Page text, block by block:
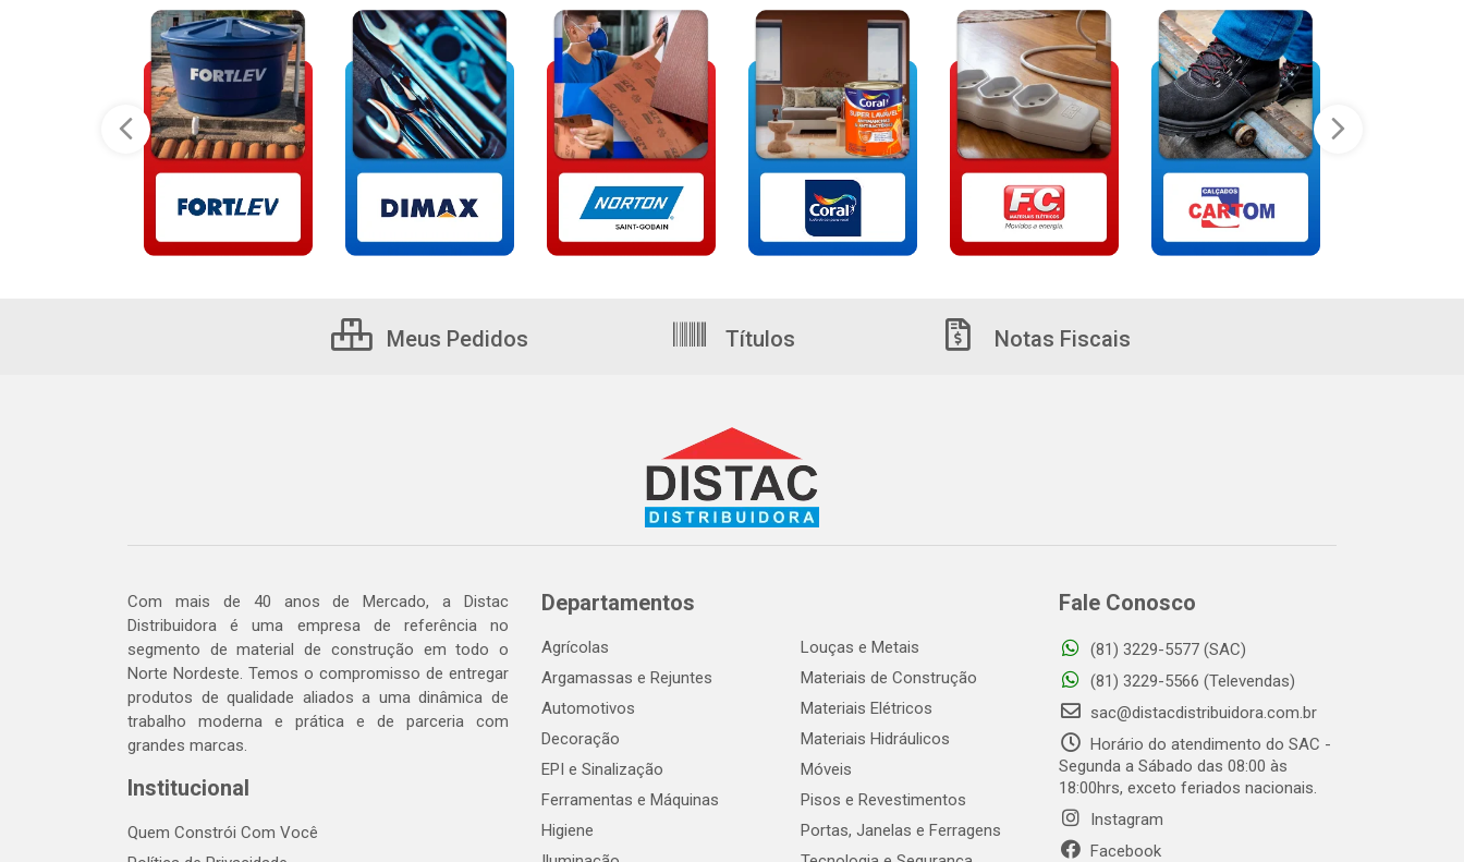
Meus Pedidos Títulos Notas Fiscais
Com mais de 40 anos de Mercado, a Distac
Distribuidora é uma empresa de referência no
segmento de material de construção em todo o
Norte Nordeste. Temos o compromisso de entregar
produtos de qualidade aliados a uma dinâmica de
trabalho moderna e prática e de parceria com
grandes marcas.
Institucional
Quem Constrói Com Você
Departamentos
Agrícolas
Argamassas e Rejuntes
Automotivos
Decoração
EPI e Sinalização
Ferramentas e Máquinas
Higiene
Louças e Metais
Materiais de Construção
Materiais Elétricos
Materiais Hidráulicos
Móveis
Pisos e Revestimentos
Portas, Janelas e Ferragens
Fale Conosco
(81) 3229-5577 (SAC)
(81) 3229-5566 (Televendas)
sac@distacdistribuidora.com.br
Horário do atendimento do SAC -
Segunda a Sábado das 08:00 às
18:00hrs, exceto feriados nacionais.
Instagram
Facebook